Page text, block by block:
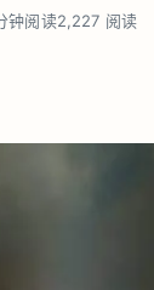
钟阅读2,227 阅读